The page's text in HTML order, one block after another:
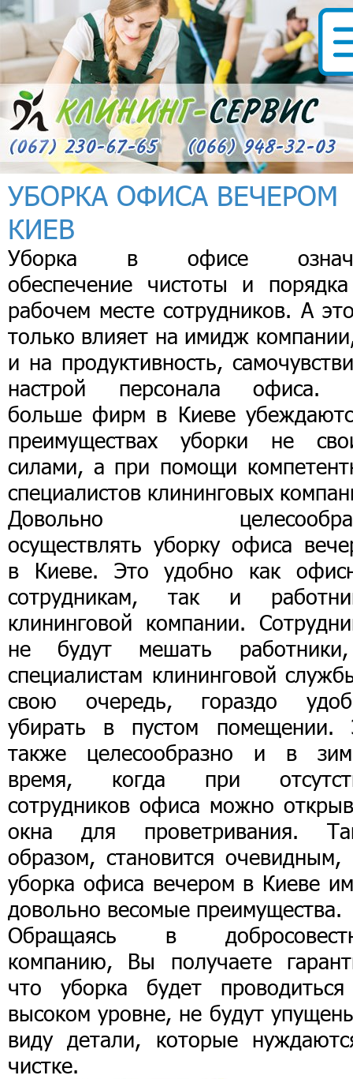
УБОРКА ОФИСА ВЕЧЕРОМ
КИЕВ
Уборка в офисе
обеспечение чистоты и
рабочем месте сотрудников. А
только влияет на имидж
и на продуктивность,
настрой персонала офиса.
больше фирм в Киеве
преимуществах уборки не
силами, а при помощи
специалистов клининговых
Довольно
осуществлять уборку офиса
в Киеве. Это удобно как
сотрудникам, так и
клининговой компании.
не будут мешать
специалистам клининговой
свою очередь, гораздо
убирать в пустом помещении.
также целесообразно и в
время, когда при
сотрудников офиса можно
окна для проветривания.
образом, становится очевидным,
уборка офиса вечером в Киеве
довольно весомые преимущества.
Обращаясь в
компанию, Вы получаете
что уборка будет
высоком уровне, не будут
виду детали, которые
чистке.